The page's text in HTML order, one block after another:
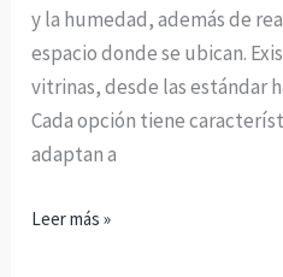
y la humedad, además de
espacio donde se ubican.
vitrinas, desde las estándar
Cada opción tiene
adaptan a
Leer más »